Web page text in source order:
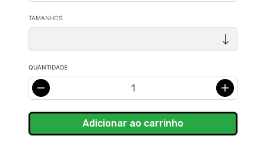
TAMANHOS
QUANTIDADE